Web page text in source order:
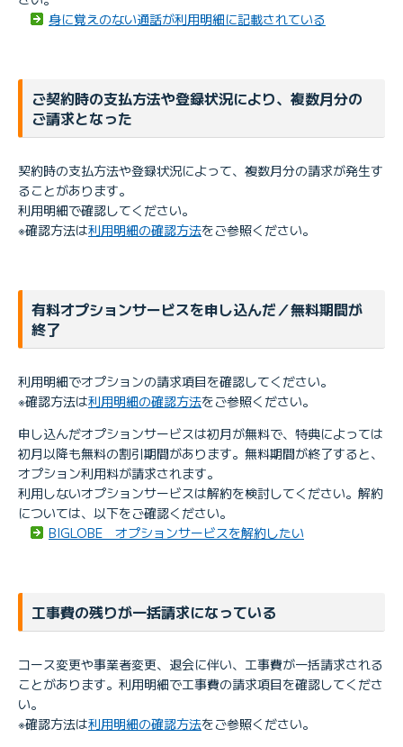
身に覚えのない通話が利用明細に記載されている
ご契約時の支払方法や登録状況により、複数月分の
ご請求となった
契約時の支払方法や登録状況によって、複数月分の請求が発生す
ることがあります。
利用明細で確認してください。
※確認方法は利用明細の確認方法をご参照ください。
有料オプションサービスを申し込んだ／無料期間が
終了
利用明細でオプションの請求項目を確認してください。
※確認方法は利用明細の確認方法をご参照ください。
申し込んだオプションサービスは初月が無料で、特典によっては
初月以降も無料の割引期間があります。無料期間が終了すると、
オプション利用料が請求されます。
利用しないオプションサービスは解約を検討してください。解約
については、以下をご確認ください。
BIGLOBE オプションサービスを解約したい
工事費の残りが一括請求になっている
コース変更や事業者変更、退会に伴い、工事費が一括請求される
ことがあります。利用明細で工事費の請求項目を確認してくださ
い。
※確認方法は利用明細の確認方法をご参照ください。